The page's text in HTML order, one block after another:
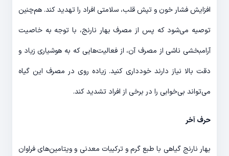
افزایش فشار خون و تپش قلب، سلامتی افراد را تهدید کند. هم‌چنین
توصیه می‌شود که پس از مصرف بهار نارنج، با توجه به خاصیت
آرامبخشی ناشی از مصرف آن، از فعالیت‌هایی که به هوشیاری زیاد و
دقت بالا نیاز دارند خودداری کنید. زیاده روی در مصرف این گیاه
می‌تواند بی‌خوابی را در برخی از افراد تشدید کند.
حرف آخر
بهار نارنج گیاهی با طبع گرم و ترکیبات معدنی و ویتامین‌های فراوان